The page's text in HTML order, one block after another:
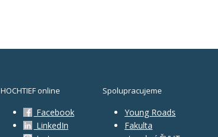
HOCHTIEF online
Facebook
LinkedIn
Spolupracujeme
Young Roads
Fakulta